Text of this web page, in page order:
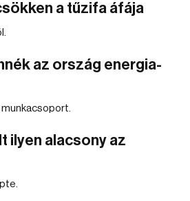
a tűzifa áfája
az ország energia-
munkacsoport.
ilyen alacsony az